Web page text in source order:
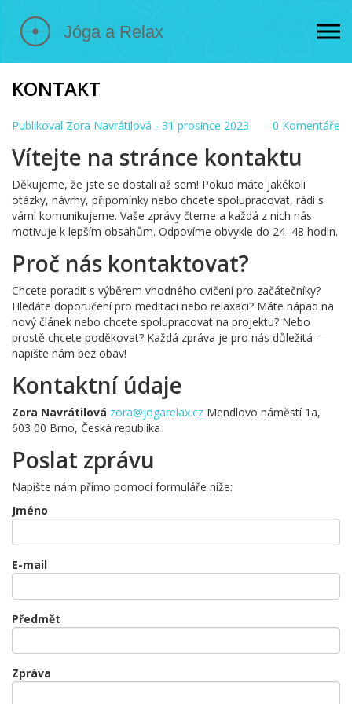
KONTAKT
Publikoval Zora Navrátilová - 31 prosince 2023 0 Komentáře
Vítejte na stránce kontaktu
Děkujeme, že jste se dostali až sem! Pokud máte jakékoli
otázky, návrhy, připomínky nebo chcete spolupracovat, rádi s
vámi komunikujeme. Vaše zprávy čteme a každá z nich nás
motivuje k lepším obsahům. Odpovíme obvykle do 24–48 hodin.
Proč nás kontaktovat?
Chcete poradit s výběrem vhodného cvičení pro začátečníky?
Hledáte doporučení pro meditaci nebo relaxaci? Máte nápad na
nový článek nebo chcete spolupracovat na projektu? Nebo
prostě chcete poděkovat? Každá zpráva je pro nás důležitá —
napište nám bez obav!
Kontaktní údaje
Zora Navrátilová zora@jogarelax.cz Mendlovo náměstí 1a,
603 00 Brno, Česká republika
Poslat zprávu
Napište nám přímo pomocí formuláře níže:
Jméno
E-mail
Předmět
Zpráva